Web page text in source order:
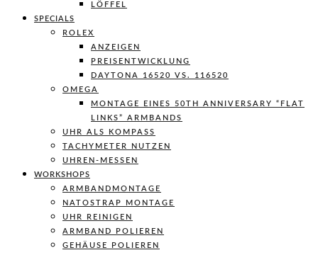
LÖFFEL
SPECIALS
ROLEX
ANZEIGEN
PREISENTWICKLUNG
DAYTONA 16520 VS. 116520
OMEGA
MONTAGE EINES 50TH ANNIVERSARY “FLAT
LINKS” ARMBANDS
UHR ALS KOMPASS
TACHYMETER NUTZEN
UHREN-MESSEN
WORKSHOPS
ARMBANDMONTAGE
NATOSTRAP MONTAGE
UHR REINIGEN
ARMBAND POLIEREN
GEHÄUSE POLIEREN